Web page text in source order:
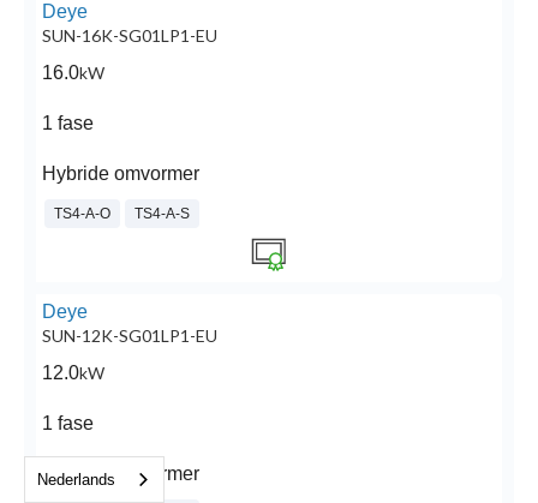
Deye
SUN-16K-SG01LP1-EU
16.0kW
1 fase
Hybride omvormer
TS4-A-O TS4-A-S
Deye
SUN-12K-SG01LP1-EU
12.0kW
1 fase
Hybride omvormer
Nederlands